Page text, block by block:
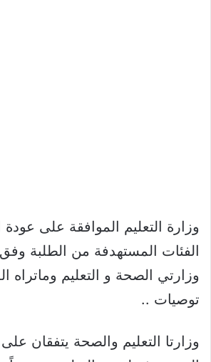
وزارة التعليم الموافقة على عودة
الفئات المستهدفة من الطلبة
وزارتي الصحة و التعليم وماتراه
توصيات ..
وزارتا التعليم والصحة يتفقان على